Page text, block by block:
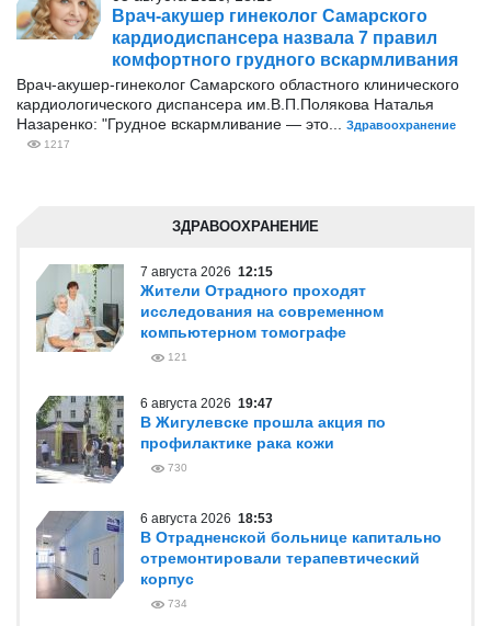
Врач-акушер гинеколог Самарского
кардиодиспансера назвала 7 правил
комфортного грудного вскармливания
Врач-акушер-гинеколог Самарского областного клинического
кардиологического диспансера им.В.П.Полякова Наталья
Назаренко: "Грудное вскармливание — это...
Здравоохранение
1217
ЗДРАВООХРАНЕНИЕ
7 августа 2026 12:15
Жители Отрадного проходят
исследования на современном
компьютерном томографе
121
6 августа 2026 19:47
В Жигулевске прошла акция по
профилактике рака кожи
730
6 августа 2026 18:53
В Отрадненской больнице капитально
отремонтировали терапевтический
корпус
734